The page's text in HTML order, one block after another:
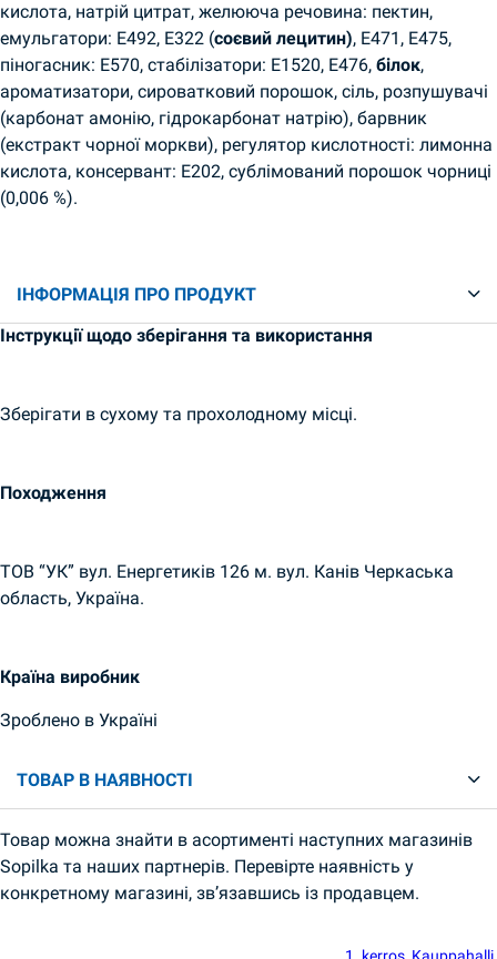
кислота, натрій цитрат, желююча речовина: пектин,
емульгатори: E492, E322 (соєвий лецитин), E471, E475,
піногасник: E570, стабілізатори: E1520, E476, білок,
ароматизатори, сироватковий порошок, сіль, розпушувачі
(карбонат амонію, гідрокарбонат натрію), барвник
(екстракт чорної моркви), регулятор кислотності: лимонна
кислота, консервант: E202, сублімований порошок чорниці
(0,006 %).
ІНФОРМАЦІЯ ПРО ПРОДУКТ
Інструкції щодо зберігання та використання
Зберігати в сухому та прохолодному місці.
Походження
ТОВ “УК” вул. Енергетиків 126 м. вул. Канів Черкаська
область, Україна.
Країна виробник
Зроблено в Україні
ТОВАР В НАЯВНОСТІ
Товар можна знайти в асортименті наступних магазинів
Sopilka та наших партнерів. Перевірте наявність у
конкретному магазині, зв’язавшись із продавцем.